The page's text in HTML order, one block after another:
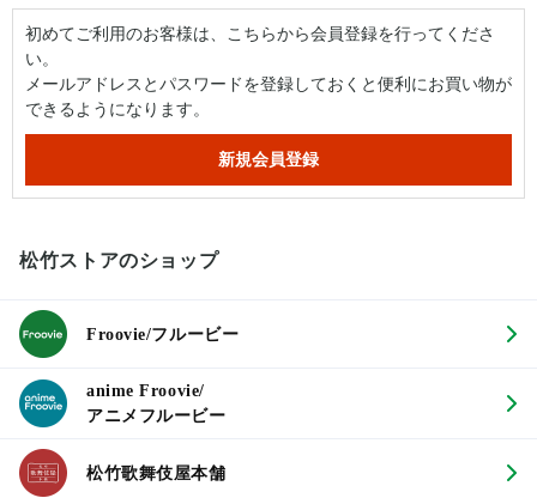
初めてご利用のお客様は、こちらから会員登録を行ってくださ
い。
メールアドレスとパスワードを登録しておくと便利にお買い物が
できるようになります。
松竹ストアのショップ
Froovie/フルービー
anime Froovie/
アニメフルービー
松竹歌舞伎屋本舗